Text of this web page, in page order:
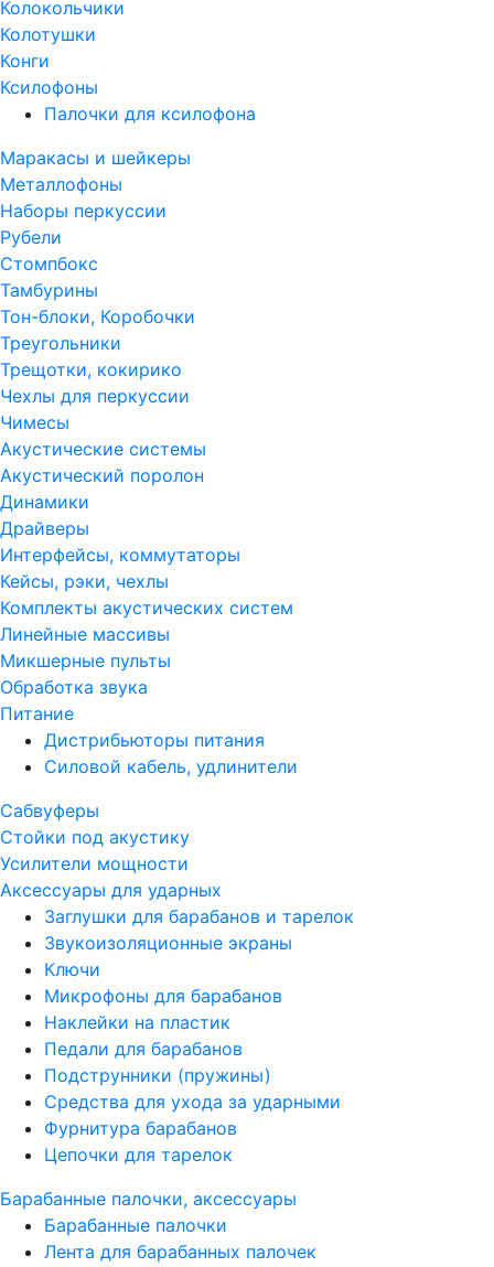
Колокольчики
Колотушки
Конги
Ксилофоны
Палочки для ксилофона
Маракасы и шейкеры
Металлофоны
Наборы перкуссии
Рубели
Стомпбокс
Тамбурины
Тон-блоки, Коробочки
Треугольники
Трещотки, кокирико
Чехлы для перкуссии
Чимесы
Акустические системы
Акустический поролон
Динамики
Драйверы
Интерфейсы, коммутаторы
Кейсы, рэки, чехлы
Комплекты акустических систем
Линейные массивы
Микшерные пульты
Обработка звука
Питание
Дистрибьюторы питания
Силовой кабель, удлинители
Сабвуферы
Стойки под акустику
Усилители мощности
Аксессуары для ударных
Заглушки для барабанов и тарелок
Звукоизоляционные экраны
Ключи
Микрофоны для барабанов
Наклейки на пластик
Педали для барабанов
Подструнники (пружины)
Средства для ухода за ударными
Фурнитура барабанов
Цепочки для тарелок
Барабанные палочки, аксессуары
Барабанные палочки
Лента для барабанных палочек